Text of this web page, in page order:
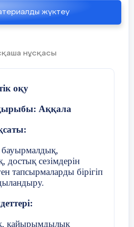
- Үйде қандай жануарлар
- Неге кейбір
жүктеу
нұсқасы
оқу
Аққала
сезімдерін
тапсырмаларды бірігіп
қайырымдылық